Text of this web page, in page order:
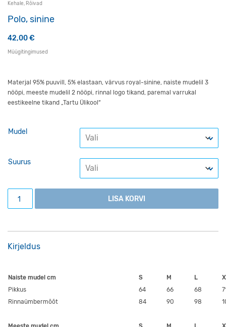
Kehale, Rõivad
Polo, sinine
42,00€
Müügitingimused
Materjal 95% puuvill, 5% elastaan, värvus royal-sinine, naiste mudelil 3
nööpi, meeste mudelil 2 nööpi, rinnal logo tikand, paremal varrukal
eestikeelne tikand „Tartu Ülikool“
Mudel
Suurus
Polo, sinine kogus
LISA KORVI
Kirjeldus
Naiste mudel cm S M L
Pikkus
64 66 68
Rinnaümbermõõt
84 90 98